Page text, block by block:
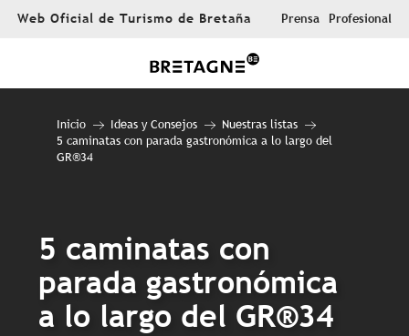
AllerWeb Oficial de Turismo de Bretaña Prensa Profesional
Inicio Ideas y Consejos
Nuestras listas
5 caminatas con parada gastronómica a lo largo del
GR®34
5 caminatas con
parada gastronómica
a lo largo del GR®34